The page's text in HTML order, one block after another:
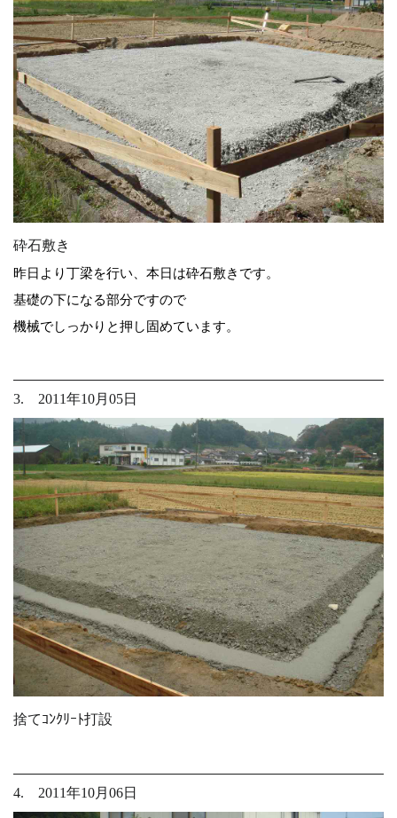
砕石敷き
昨日より丁梁を行い、本日は砕石敷きです。
基礎の下になる部分ですので
機械でしっかりと押し固めています。
3. 2011年10月05日
捨てｺﾝｸﾘｰﾄ打設
4. 2011年10月06日